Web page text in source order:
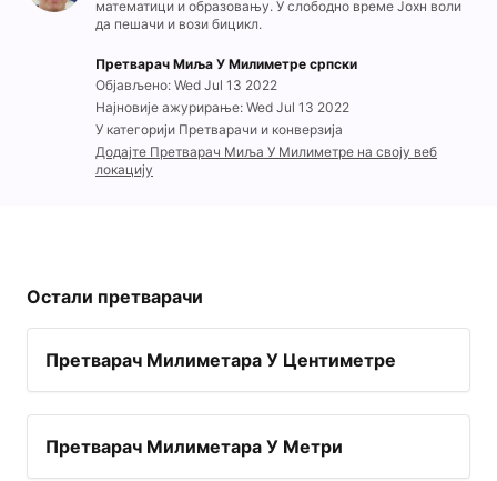
математици и образовању. У слободно време Јохн воли
да пешачи и вози бицикл.
Претварач Миља У Милиметре српски
Објављено: Wed Jul 13 2022
Најновије ажурирање: Wed Jul 13 2022
У категорији Претварачи и конверзија
Додајте Претварач Миља У Милиметре на своју веб
локацију
Остали претварачи
Претварач Милиметара У Центиметре
Претварач Милиметара У Метри